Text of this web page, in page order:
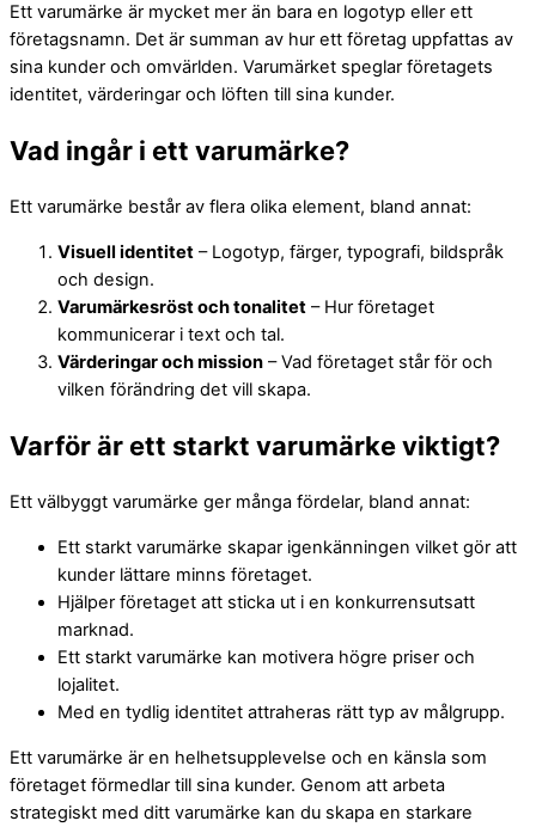
Ett varumärke är mycket mer än bara en logotyp eller ett
företagsnamn. Det är summan av hur ett företag uppfattas av
sina kunder och omvärlden. Varumärket speglar företagets
identitet, värderingar och löften till sina kunder.
Vad ingår i ett varumärke?
Ett varumärke består av flera olika element, bland annat:
Visuell identitet – Logotyp, färger, typografi, bildspråk
och design.
Varumärkesröst och tonalitet – Hur företaget
kommunicerar i text och tal.
Värderingar och mission – Vad företaget står för och
vilken förändring det vill skapa.
Varför är ett starkt varumärke viktigt?
Ett välbyggt varumärke ger många fördelar, bland annat:
Ett starkt varumärke skapar igenkänningen vilket gör att
kunder lättare minns företaget.
Hjälper företaget att sticka ut i en konkurrensutsatt
marknad.
Ett starkt varumärke kan motivera högre priser och
lojalitet.
Med en tydlig identitet attraheras rätt typ av målgrupp.
Ett varumärke är en helhetsupplevelse och en känsla som
företaget förmedlar till sina kunder. Genom att arbeta
strategiskt med ditt varumärke kan du skapa en starkare